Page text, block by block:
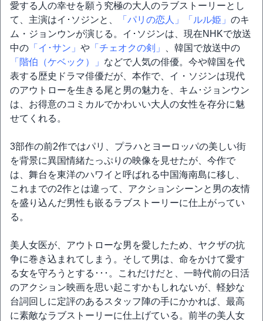
愛する人の幸せを願う究極の大人のラブストーリーとし
て、主演はイ･ソジンと、
「パリの恋人」 「ルル姫」 のキ
ム・ジョンウンが演じる。イ･ソジンは、現在NHKで放送
中の 「イ･サン」 や 「チェオクの剣」
、韓国で放送中の
「階伯（ケベック）」 などで人気の俳優。今や韓国を代
表する歴史ドラマ俳優だが、本作で、イ・ソジンは現代
のアウトローを生きる尾と男の魅力を、キム･ジョンウン
は、お得意のコミカルでかわいい大人の女性を存分に魅
せてくれる。
3部作の前2作ではパリ、プラハとヨーロッパの美しい街
を背景に異国情緒たっぷりの映像を見せたが、今作で
は、舞台を東洋のハワイと呼ばれる中国海南島に移し、
これまでの2作とは違って、アクションシーンと男の友情
を盛り込んだ男性も嵌るラブストーリーに仕上がってい
る。
美人女医が、アウトローな男を愛したため、ヤクザの抗
争に巻き込まれてしまう。そして男は、命をかけて愛す
る女を守ろうとする･･･。これだけだと、一時代前の日活
のアクション映画を思い起こすかもしれないが、軽妙な
台詞回しに定評のあるスタッフ陣の手にかかれば、最高
に素敵なラブストーリーに仕上げている。前半の美人女